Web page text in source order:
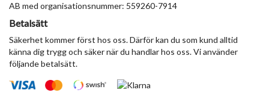
AB med organisationsnummer: 559260-7914
Betalsätt
Säkerhet kommer först hos oss. Därför kan du som kund alltid
känna dig trygg och säker när du handlar hos oss. Vi använder
följande betalsätt.